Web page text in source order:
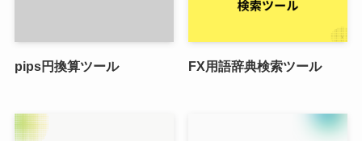
pips円換算ツール FX用語辞典検索ツール